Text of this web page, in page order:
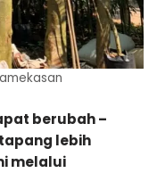
berubah –
lebih
melalui